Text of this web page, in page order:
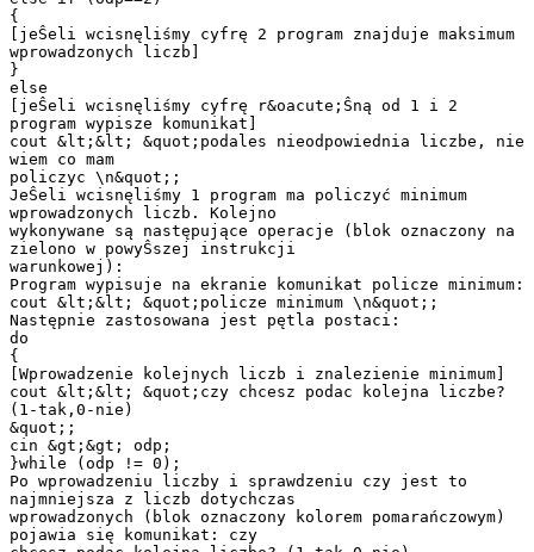
{
[jeŜeli wcisnęliśmy cyfrę 2 program znajduje maksimum
wprowadzonych liczb]
}
else
[jeŜeli wcisnęliśmy cyfrę r&oacute;Ŝną od 1 i 2
program wypisze komunikat]
cout &lt;&lt; &quot;podales nieodpowiednia liczbe, nie
wiem co mam
policzyc \n&quot;;
JeŜeli wcisnęliśmy 1 program ma policzyć minimum
wprowadzonych liczb. Kolejno
wykonywane są następujące operacje (blok oznaczony na
zielono w powyŜszej instrukcji
warunkowej):
Program wypisuje na ekranie komunikat policze minimum:
cout &lt;&lt; &quot;policze minimum \n&quot;;
Następnie zastosowana jest pętla postaci:
do
{
[Wprowadzenie kolejnych liczb i znalezienie minimum]
cout &lt;&lt; &quot;czy chcesz podac kolejna liczbe?
(1-tak,0-nie)
&quot;;
cin &gt;&gt; odp;
}while (odp != 0);
Po wprowadzeniu liczby i sprawdzeniu czy jest to
najmniejsza z liczb dotychczas
wprowadzonych (blok oznaczony kolorem pomarańczowym)
pojawia się komunikat: czy